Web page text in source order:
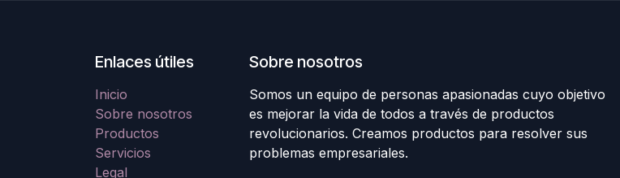
Enlaces útiles
Inicio
Sobre nosotros
Productos
Servicios
Legal
Sobre nosotros
Somos un equipo de personas apasionadas cuyo objetivo
es mejorar la vida de todos a través de productos
revolucionarios. Creamos productos para resolver sus
problemas empresariales.